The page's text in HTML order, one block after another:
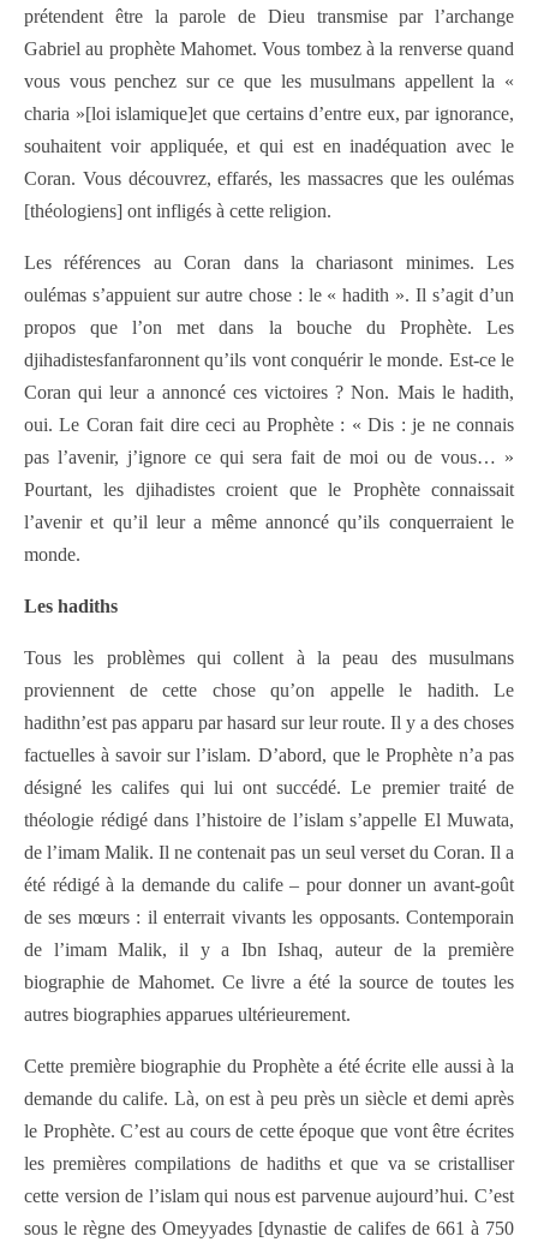
prétendent être la parole de Dieu transmise par l’archange
Gabriel au prophète Mahomet. Vous tombez à la renverse quand
vous vous penchez sur ce que les musulmans appellent la «
charia »[loi islamique]et que certains d’entre eux, par ignorance,
souhaitent voir appliquée, et qui est en inadéquation avec le
Coran. Vous découvrez, effarés, les massacres que les oulémas
[théologiens] ont infligés à cette religion.
Les références au Coran dans la chariasont minimes. Les
oulémas s’appuient sur autre chose : le « hadith ». Il s’agit d’un
propos que l’on met dans la bouche du Prophète. Les
djihadistesfanfaronnent qu’ils vont conquérir le monde. Est-ce le
Coran qui leur a annoncé ces victoires ? Non. Mais le hadith,
oui. Le Coran fait dire ceci au Prophète : « Dis : je ne connais
pas l’avenir, j’ignore ce qui sera fait de moi ou de vous… »
Pourtant, les djihadistes croient que le Prophète connaissait
l’avenir et qu’il leur a même annoncé qu’ils conquerraient le
monde.
Les hadiths
Tous les problèmes qui collent à la peau des musulmans
proviennent de cette chose qu’on appelle le hadith. Le
hadithn’est pas apparu par hasard sur leur route. Il y a des choses
factuelles à savoir sur l’islam. D’abord, que le Prophète n’a pas
désigné les califes qui lui ont succédé. Le premier traité de
théologie rédigé dans l’histoire de l’islam s’appelle El Muwata,
de l’imam Malik. Il ne contenait pas un seul verset du Coran. Il a
été rédigé à la demande du calife – pour donner un avant-goût
de ses mœurs : il enterrait vivants les opposants. Contemporain
de l’imam Malik, il y a Ibn Ishaq, auteur de la première
biographie de Mahomet. Ce livre a été la source de toutes les
autres biographies apparues ultérieurement.
Cette première biographie du Prophète a été écrite elle aussi à la
demande du calife. Là, on est à peu près un siècle et demi après
le Prophète. C’est au cours de cette époque que vont être écrites
les premières compilations de hadiths et que va se cristalliser
cette version de l’islam qui nous est parvenue aujourd’hui. C’est
sous le règne des Omeyyades [dynastie de califes de 661 à 750